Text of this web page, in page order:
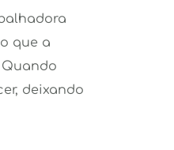
que a
deixando